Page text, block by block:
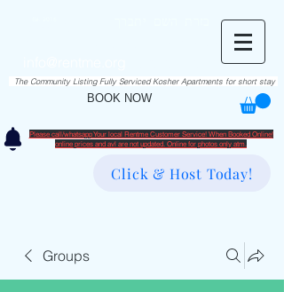
BOOK NOW
The Community Listing Fully Serviced Kosher Apartments for short stay
Please call/whatsapp Your local Rentme Customer Service! When Booked Online!
​online prices and avl are not updated. Online for photos only atm.
Click & Host Today!
Groups